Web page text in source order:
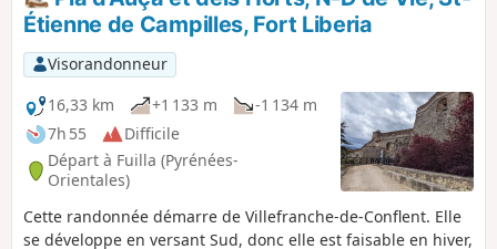
grottes sont absolument sans danger. Munis d'une lampe
de poche, vous pourrez mieux les découvrir...De là-haut vue
époustouflante sur la Vallée de la Têt, les vallées
environnantes et le Canigou.
Étienne de Campilles, Fort Liberia
Visorandonneur
16,33 km
+1 133 m
-1 134 m
7h 55
Difficile
Départ à Fuilla (Pyrénées-
Orientales)
Cette randonnée démarre de Villefranche-de-Conflent. Elle
se développe en versant Sud, donc elle est faisable en hiver,